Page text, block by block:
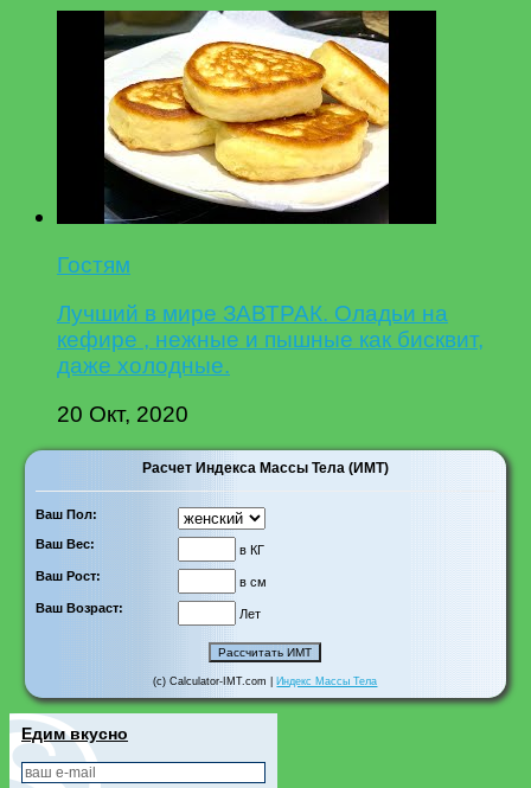
Гостям
Лучший в мире ЗАВТРАК. Оладьи на
кефире , нежные и пышные как бисквит,
даже холодные.
20 Окт, 2020
Расчет Индекса Массы Тела (ИМТ)
Ваш Пол:
Ваш Вес:
в КГ
Ваш Рост:
в см
Ваш Возраст:
Лет
(c) Calculator-IMT.com | Индекс Массы Тела
Едим вкусно